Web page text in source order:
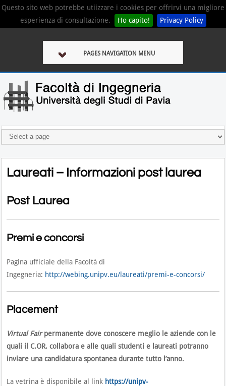
Questo sito web potrebbe utiizzare i cookies per offrirvi una migliore
esperienza di consultazione.
Ho capito! Privacy Policy
PAGES NAVIGATION MENU
Laureati – Informazioni post laurea
Post Laurea
Premi e concorsi
Pagina ufficiale della Facoltà di
Ingegneria: http://webing.unipv.eu/laureati/premi-e-concorsi/
Placement
Virtual Fairpermanente dove conoscere meglio le aziende con le
quali il C.OR. collabora e alle quali studenti e laureati potranno
inviare una candidatura spontanea durante tutto l’anno.
La vetrina è disponibile al link https://unipv-